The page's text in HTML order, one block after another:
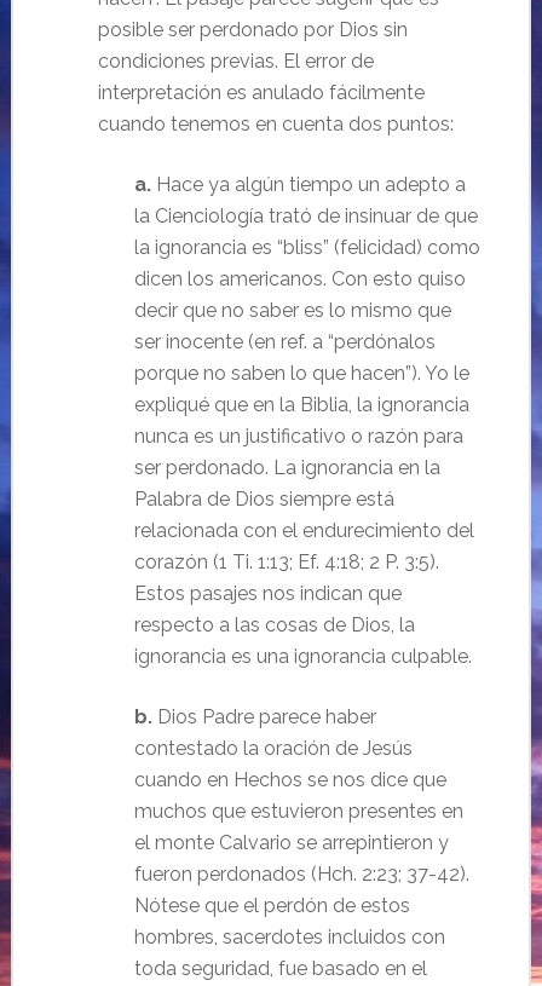
posible ser perdonado por Dios sin
condiciones previas. El error de
interpretación es anulado fácilmente
cuando tenemos en cuenta dos puntos:
a.Hace ya algún tiempo un adepto a
la Cienciología trató de insinuar de que
la ignorancia es “bliss” (felicidad) como
dicen los americanos. Con esto quiso
decir que no saber es lo mismo que
ser inocente (en ref. a “perdónalos
porque no saben lo que hacen”). Yo le
expliqué que en la Biblia, la ignorancia
nunca es un justificativo o razón para
ser perdonado. La ignorancia en la
Palabra de Dios siempre está
relacionada con el endurecimiento del
corazón (1 Ti. 1:13; Ef. 4:18; 2 P. 3:5).
Estos pasajes nos indican que
respecto a las cosas de Dios, la
ignorancia es una ignorancia culpable.
b.Dios Padre parece haber
contestado la oración de Jesús
cuando en Hechos se nos dice que
muchos que estuvieron presentes en
el monte Calvario se arrepintieron y
fueron perdonados (Hch. 2:23; 37-42).
Nótese que el perdón de estos
hombres, sacerdotes incluidos con
toda seguridad, fue basado en el